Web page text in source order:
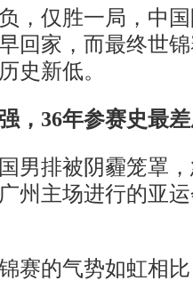
仅胜一局，中国
回家，而最终世
史新低。
36年参赛史最差
排被阴霾笼罩，
州主场进行的亚
的气势如虹相比